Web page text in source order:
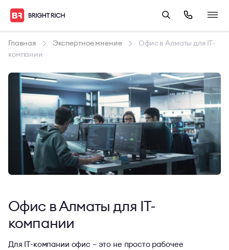
Главная Экспертное мнение
Офис в Алматы для IT-
компании
Офис в Алматы для IT-
компании
Для IT-компании офис – это не просто рабочее